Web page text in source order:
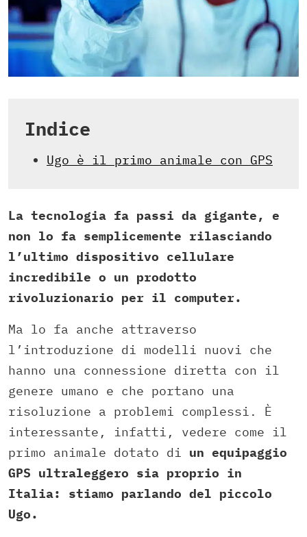
Indice
Ugo è il primo animale con GPS
La tecnologia fa passi da gigante, e
non lo fa semplicemente rilasciando
l’ultimo dispositivo cellulare
incredibile o un prodotto
rivoluzionario per il computer.
Ma lo fa anche attraverso
l’introduzione di modelli nuovi che
hanno una connessione diretta con il
genere umano e che portano una
risoluzione a problemi complessi. È
interessante, infatti, vedere come il
primo animale dotato di un equipaggio
GPS ultraleggero sia proprio in
Italia: stiamo parlando del piccolo
Ugo.